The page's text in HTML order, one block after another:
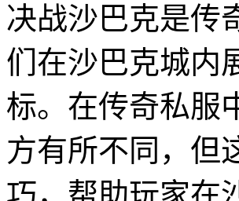
决战沙巴克是传
们在沙巴克城内
标。在传奇私服
方有所不同，但
巧，帮助玩家在